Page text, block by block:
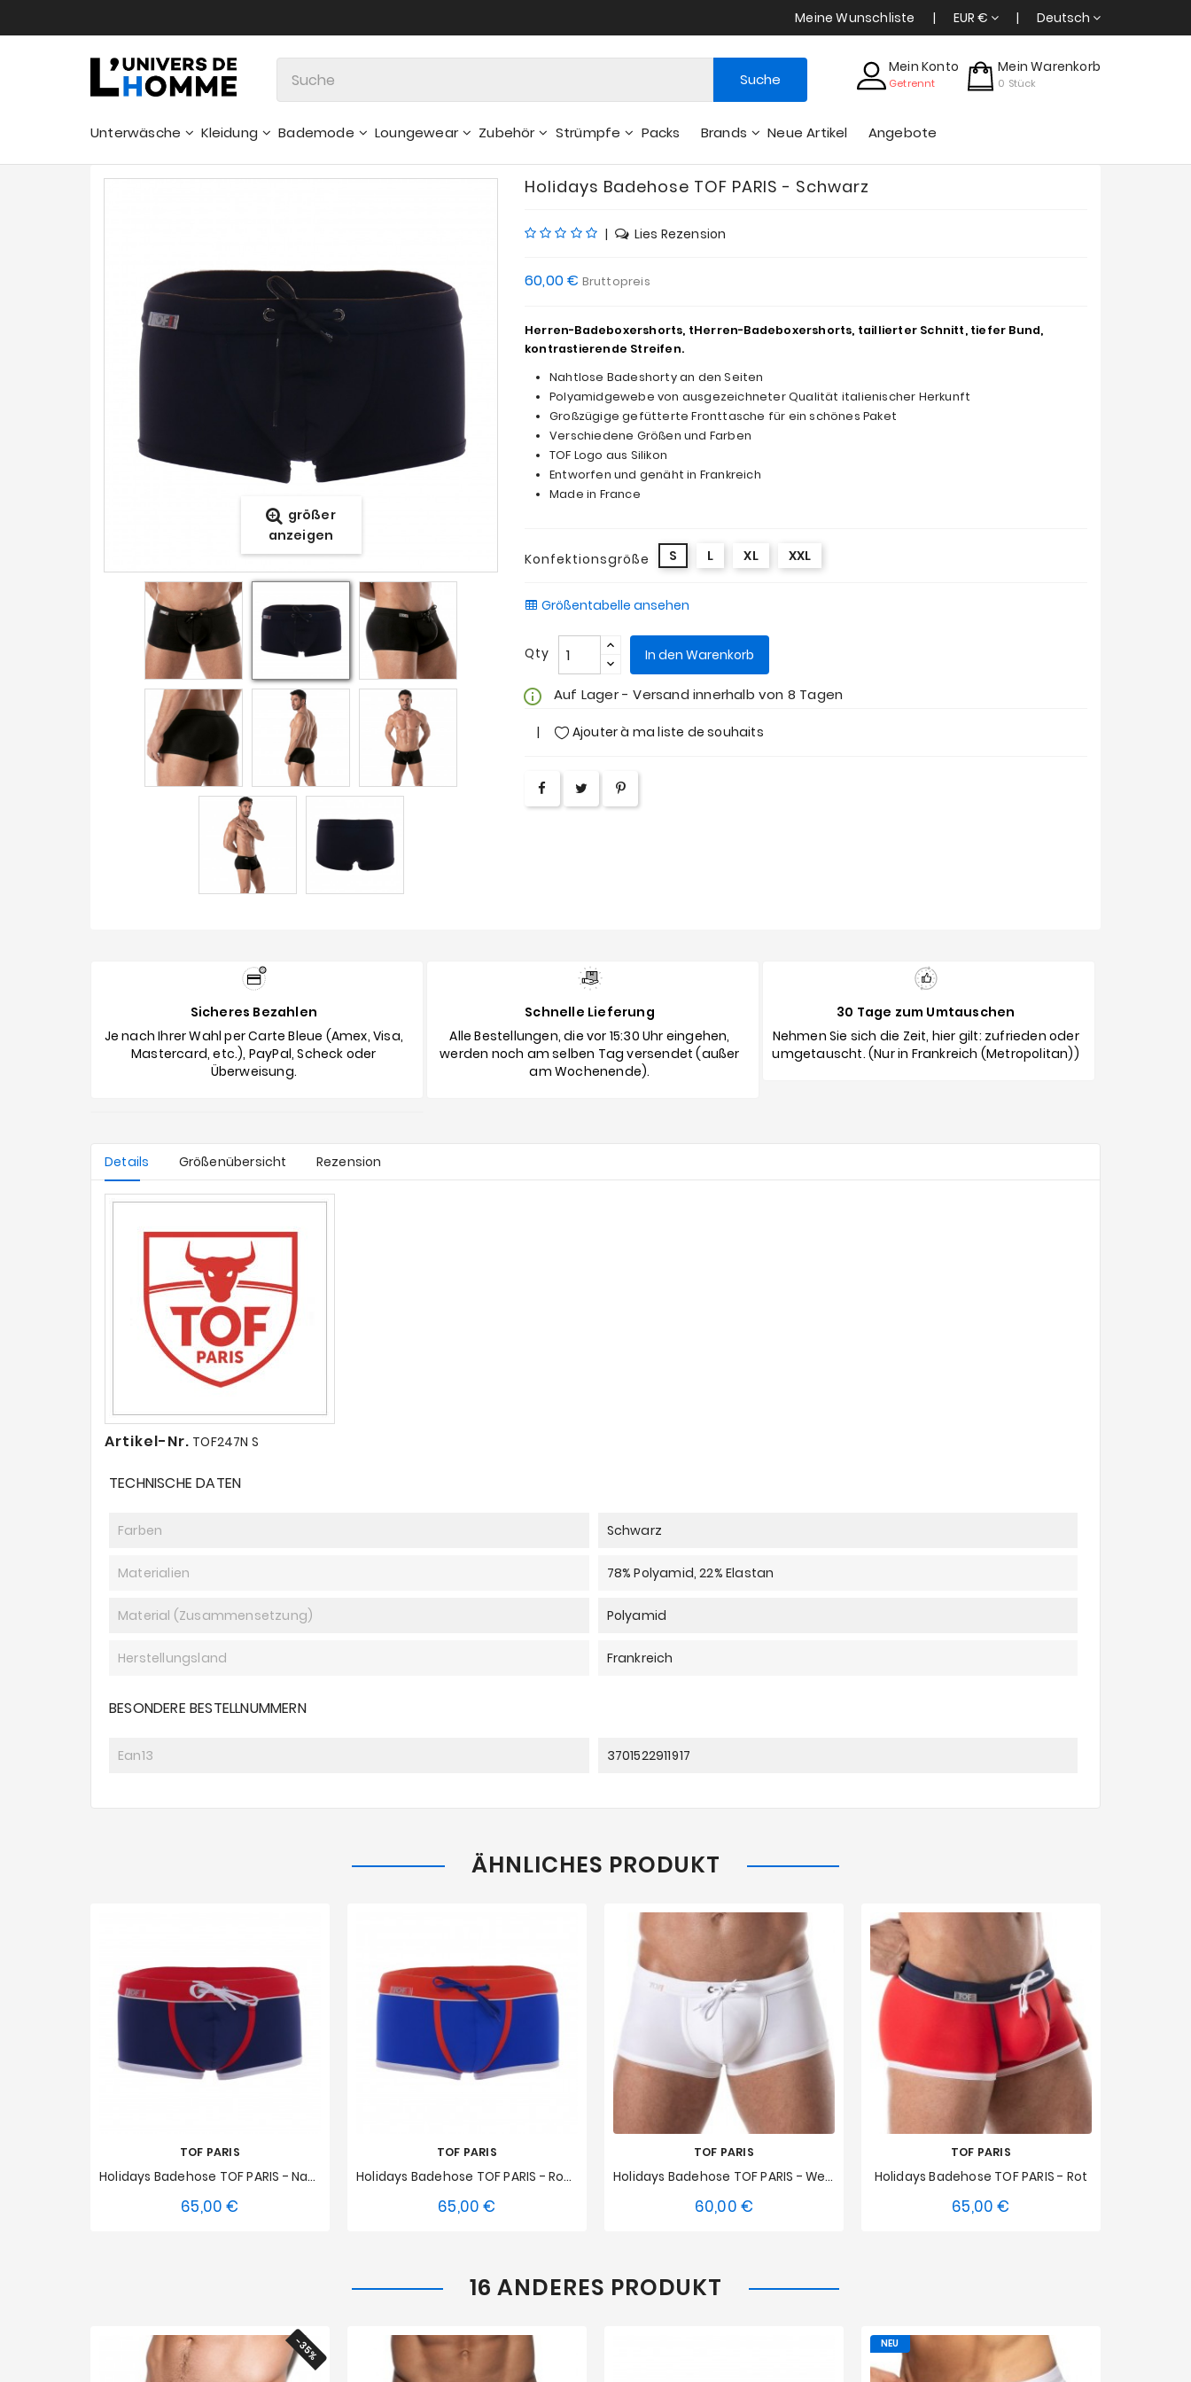
Meine Wunschliste EUR € Deutsch
Suche
Mein Konto
Getrennt
Mein Warenkorb
0 Stück
Unterwäsche Kleidung Bademode Loungewear Zubehör Strümpfe Packs Brands Neue Artikel Angebote
größer
anzeigen
Holidays Badehose TOF PARIS - Schwarz
| Lies Rezension
60,00 € Bruttopreis
Herren-Badeboxershorts, tHerren-Badeboxershorts, taillierter Schnitt, tiefer Bund,
kontrastierende Streifen.
Nahtlose Badeshorty an den Seiten
Polyamidgewebe von ausgezeichneter Qualität italienischer Herkunft
Großzügige gefütterte Fronttasche für ein schönes Paket
Verschiedene Größen und Farben
TOF Logo aus Silikon
Entworfen und genäht in Frankreich
Made in France
Konfektionsgröße S L XL XXL
Größentabelle ansehen
Qty In den Warenkorb
info_outline Auf Lager - Versand innerhalb von 8 Tagen
Ajouter à ma liste de souhaits
Sicheres Bezahlen
Je nach Ihrer Wahl per Carte Bleue (Amex, Visa,
Mastercard, etc.), PayPal, Scheck oder
Überweisung.
Schnelle Lieferung
Alle Bestellungen, die vor 15:30 Uhr eingehen,
werden noch am selben Tag versendet (außer
am Wochenende).
30 Tage zum Umtauschen
Nehmen Sie sich die Zeit, hier gilt: zufrieden oder
umgetauscht. (Nur in Frankreich (Metropolitan))
Details Größenübersicht Rezension
Artikel-Nr. TOF247N S
TECHNISCHE DATEN
Farben Schwarz
Materialien 78% Polyamid, 22% Elastan
Material (Zusammensetzung) Polyamid
Herstellungsland Frankreich
BESONDERE BESTELLNUMMERN
Ean13 3701522911917
ÄHNLICHES PRODUKT
TOF PARIS
Holidays Badehose TOF PARIS - Navy
65,00 €
L XL
TOF PARIS
Holidays Badehose TOF PARIS - Royal Blau
65,00 €
M L
TOF PARIS
Holidays Badehose TOF PARIS - Weiß
60,00 €
L XL
TOF PARIS
Holidays Badehose TOF PARIS - Rot
65,00 €
M L
16 ANDERES PRODUKT
-35% NEU